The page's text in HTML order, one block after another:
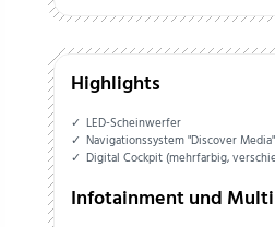
Highlights
LED-Scheinwerfer
Navigationssystem "Discover Media"
Digital Cockpit (mehrfarbig,
Infotainment und